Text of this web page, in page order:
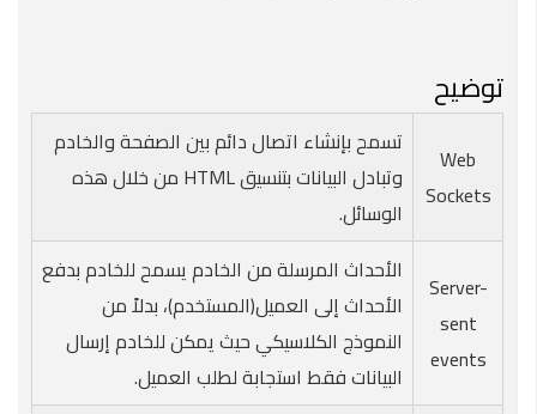
توضيح
Web
Sockets
تسمح بإنشاء اتصال دائم بين الصفحة والخادم
وتبادل البيانات بتنسيق HTML من خلال هذه
الوسائل.
Server-
sent
events
الأحداث المرسلة من الخادم يسمح للخادم بدفع
الأحداث إلى العميل(المستخدم)، بدلاً من
النموذج الكلاسيكي حيث يمكن للخادم إرسال
البيانات فقط استجابة لطلب العميل.